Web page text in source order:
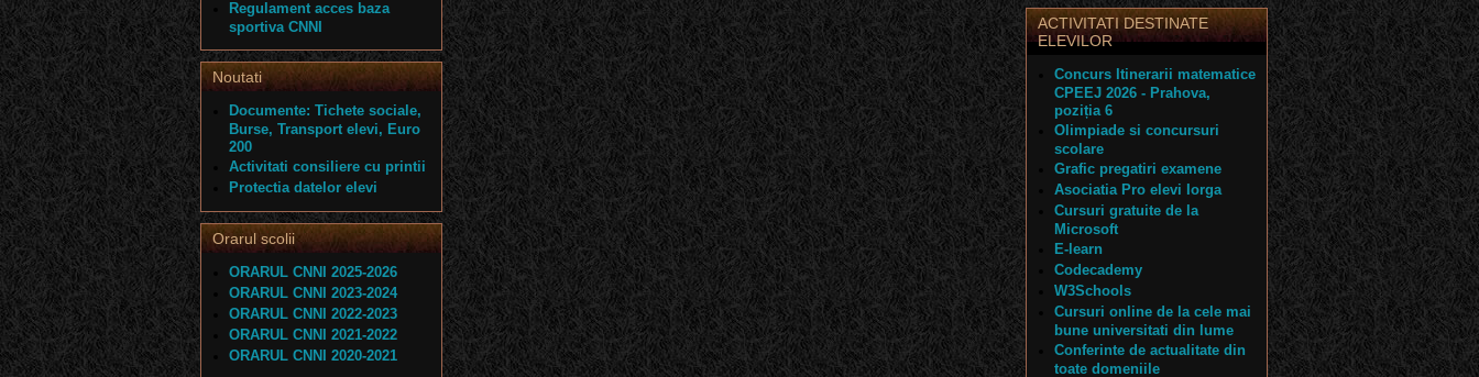
Regulament acces baza
sportiva CNNI
Noutati
Documente: Tichete sociale,
Burse, Transport elevi, Euro
200
Activitati consiliere cu printii
Protectia datelor elevi
Orarul scolii
ORARUL CNNI 2025-2026
ORARUL CNNI 2023-2024
ORARUL CNNI 2022-2023
ORARUL CNNI 2021-2022
ORARUL CNNI 2020-2021
ACTIVITATI DESTINATE
ELEVILOR
Concurs Itinerarii matematice
CPEEJ 2026 - Prahova,
poziția 6
Olimpiade si concursuri
scolare
Grafic pregatiri examene
Asociatia Pro elevi Iorga
Cursuri gratuite de la
Microsoft
E-learn
Codecademy
W3Schools
Cursuri online de la cele mai
bune universitati din lume
Conferinte de actualitate din
toate domeniile